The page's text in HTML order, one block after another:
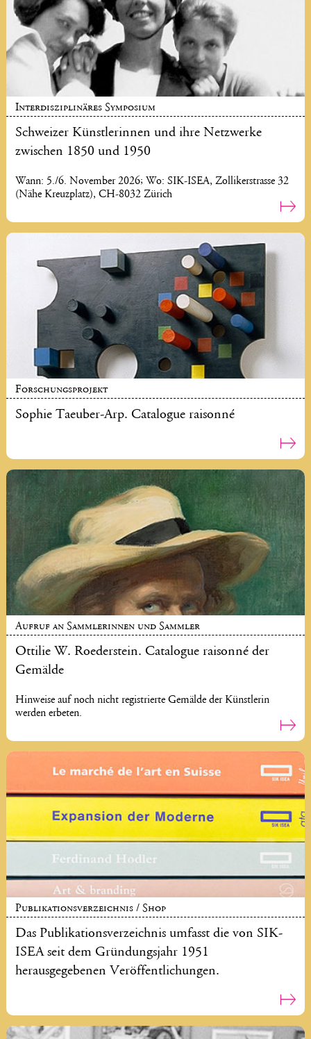
Interdisziplinäres Symposium
Schweizer Künstlerinnen und ihre Netzwerke
zwischen 1850 und 1950
Wann: 5./6. November 2026; Wo: SIK-ISEA, Zollikerstrasse 32
(Nähe Kreuzplatz), CH-8032 Zürich
Forschungsprojekt
Sophie Taeuber-Arp. Catalogue raisonné
Aufruf an Sammlerinnen und Sammler
Ottilie W. Roederstein. Catalogue raisonné der
Gemälde
Hinweise auf noch nicht registrierte Gemälde der Künstlerin
werden erbeten.
Publikationsverzeichnis / Shop
Das Publikationsverzeichnis umfasst die von SIK-
ISEA seit dem Gründungsjahr 1951
herausgegebenen Veröffentlichungen.